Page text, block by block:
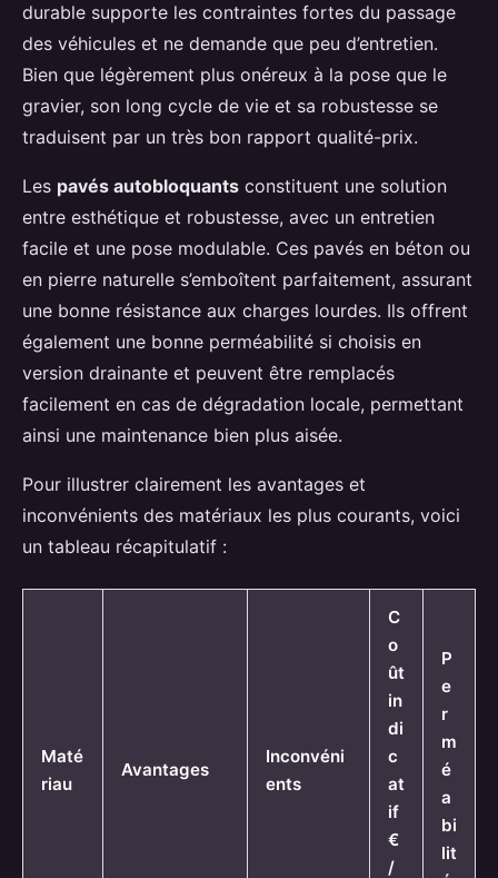
durable supporte les contraintes fortes du passage
des véhicules et ne demande que peu d’entretien.
Bien que légèrement plus onéreux à la pose que le
gravier, son long cycle de vie et sa robustesse se
traduisent par un très bon rapport qualité-prix.
Les pavés autobloquants constituent une solution
entre esthétique et robustesse, avec un entretien
facile et une pose modulable. Ces pavés en béton ou
en pierre naturelle s’emboîtent parfaitement, assurant
une bonne résistance aux charges lourdes. Ils offrent
également une bonne perméabilité si choisis en
version drainante et peuvent être remplacés
facilement en cas de dégradation locale, permettant
ainsi une maintenance bien plus aisée.
Pour illustrer clairement les avantages et
inconvénients des matériaux les plus courants, voici
un tableau récapitulatif :
Maté
riau
Avantages
Inconvéni
ents
C
o
ût
in
di
c
at
if
€
/
P
e
r
m
é
a
bi
lit